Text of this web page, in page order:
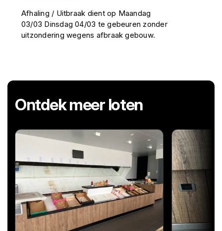
Afhaling / Uitbraak dient op Maandag
03/03 Dinsdag 04/03 te gebeuren zonder
uitzondering wegens afbraak gebouw.
Ontdek meer loten